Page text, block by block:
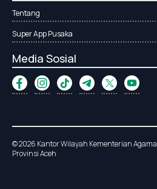
Tentang
Super App Pusaka
Media Sosial
© 2026 Kantor Wilayah Kementerian Agama
Provinsi Aceh